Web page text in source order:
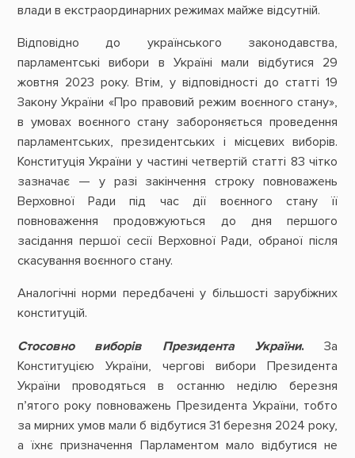
влади в екстраординарних режимах майже відсутній.
Відповідно до українського законодавства,
парламентські вибори в Україні мали відбутися 29
жовтня 2023 року. Втім, у відповідності до статті 19
Закону України «Про правовий режим воєнного стану»,
в умовах воєнного стану забороняється проведення
парламентських, президентських і місцевих виборів.
Конституція України у частині четвертій статті 83 чітко
зазначає — у разі закінчення строку повноважень
Верховної Ради під час дії воєнного стану її
повноваження продовжуються до дня першого
засідання першої сесії Верховної Ради, обраної після
скасування воєнного стану.
Аналогічні норми передбачені у більшості зарубіжних
конституцій.
Стосовно виборів Президента України. За
Конституцією України, чергові вибори Президента
України проводяться в останню неділю березня
п’ятого року повноважень Президента України, тобто
за мирних умов мали б відбутися 31 березня 2024 року,
а їхнє призначення Парламентом мало відбутися не